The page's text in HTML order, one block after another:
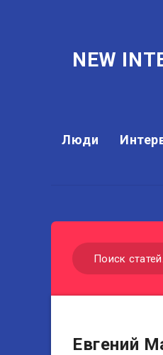
NEW
Люди
Евгений